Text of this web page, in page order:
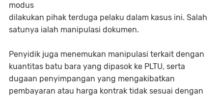
modus
dilakukan pihak terduga pelaku dalam kasus ini. Salah
satunya ialah manipulasi dokumen.
Penyidik juga menemukan manipulasi terkait dengan
kuantitas batu bara yang dipasok ke PLTU, serta
dugaan penyimpangan yang mengakibatkan
pembayaran atau harga kontrak tidak sesuai dengan